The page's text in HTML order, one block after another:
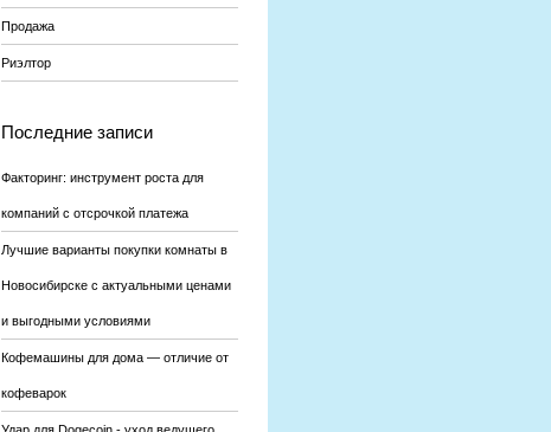
Продажа
Риэлтор
Последние записи
Факторинг: инструмент роста для
компаний с отсрочкой платежа
Лучшие варианты покупки комнаты в
Новосибирске с актуальными ценами
и выгодными условиями
Кофемашины для дома — отличие от
кофеварок